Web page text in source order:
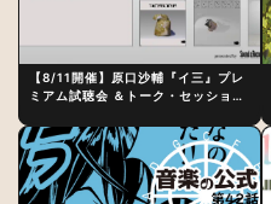
【8/11開催】原口沙輔『イ三』プレ
ミアム試聴会 ＆トーク・セッション
制作秘話